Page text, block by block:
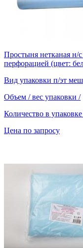
Простыня нетканая н/
перфорацией (цвет:
Вид упаковки п/эт
Объем / вес упаковки /
Количество в упаковке
Цена по запросу